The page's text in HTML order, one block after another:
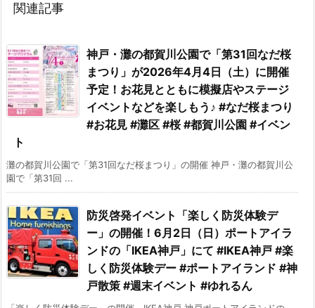
関連記事
神戸・灘の都賀川公園で「第31回なだ桜
まつり」が2026年4月4日（土）に開催
予定！お花見とともに模擬店やステージ
イベントなどを楽しもう♪ #なだ桜まつり
#お花見 #灘区 #桜 #都賀川公園 #イベン
ト
灘の都賀川公園で「第31回なだ桜まつり」の開催 神戸・灘の都賀川公
園で「第31回 ...
防災啓発イベント「楽しく防災体験デ
ー」の開催！6月2日（日）ポートアイラ
ンドの「IKEA神戸」にて #IKEA神戸 #楽
しく防災体験デー #ポートアイランド #神
戸散策 #週末イベント #ゆれるん